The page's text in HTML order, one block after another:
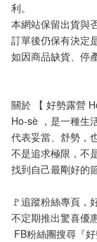
利。
本網站保留出貨與
訂單後仍保有決定
如因商品缺貨、停
關於 【 好勢露營
Ho-sè ，是一種生
代表妥當、舒勢，
不是追求極限，不
找到自己最剛好的
🚩追蹤粉絲專頁，
不定期推出驚喜優
FB粉絲團搜尋『